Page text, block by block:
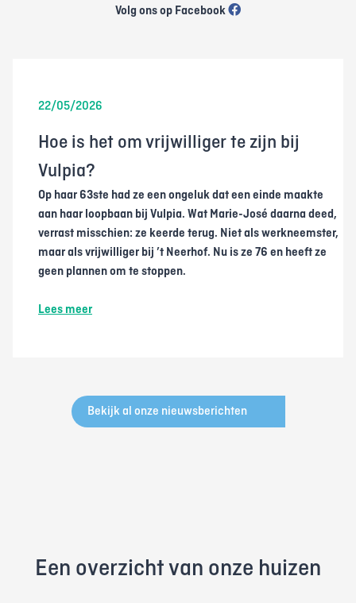
Volg ons op Facebook
22/05/2026
Hoe is het om vrijwilliger te zijn bij
Vulpia?
Op haar 63ste had ze een ongeluk dat een einde maakte
aan haar loopbaan bij Vulpia. Wat Marie-José daarna deed,
verrast misschien: ze keerde terug. Niet als werkneemster,
maar als vrijwilliger bij ’t Neerhof. Nu is ze 76 en heeft ze
geen plannen om te stoppen.
Lees meer
Bekijk al onze nieuwsberichten
Een overzicht van onze huizen